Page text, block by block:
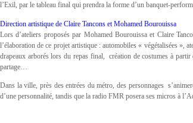
l’Exil, par le tableau final qui prendra la forme d’un banquet-
Direction artistique de Claire Tancons et Mohamed Bourouissa
Lors d’ateliers proposés par Mohamed Bourouissa et Claire
l’élaboration de ce projet artistique : automobiles « végétalisées »,
drapeaux arborés lors du repas final, création de costumes à
partage…
Dans la ville, près des entrées du métro, des personnages
d’une personnalité, tandis que la radio FMR posera ses micros à